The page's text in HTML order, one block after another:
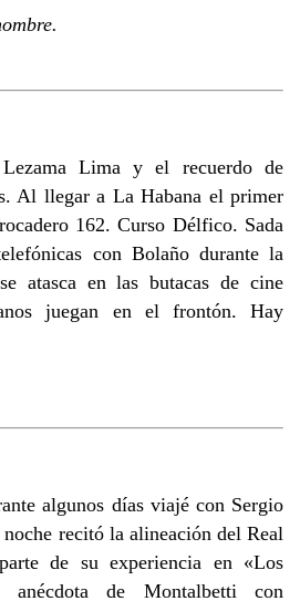
Lima y el recuerdo de
Al llegar a La Habana el primer
162. Curso Délfico. Sada
con Bolaño durante la
atasca en las butacas de cine
juegan en el frontón. Hay
algunos días viajé con Sergio
recitó la alineación del Real
de su experiencia en «Los
anécdota de Montalbetti con